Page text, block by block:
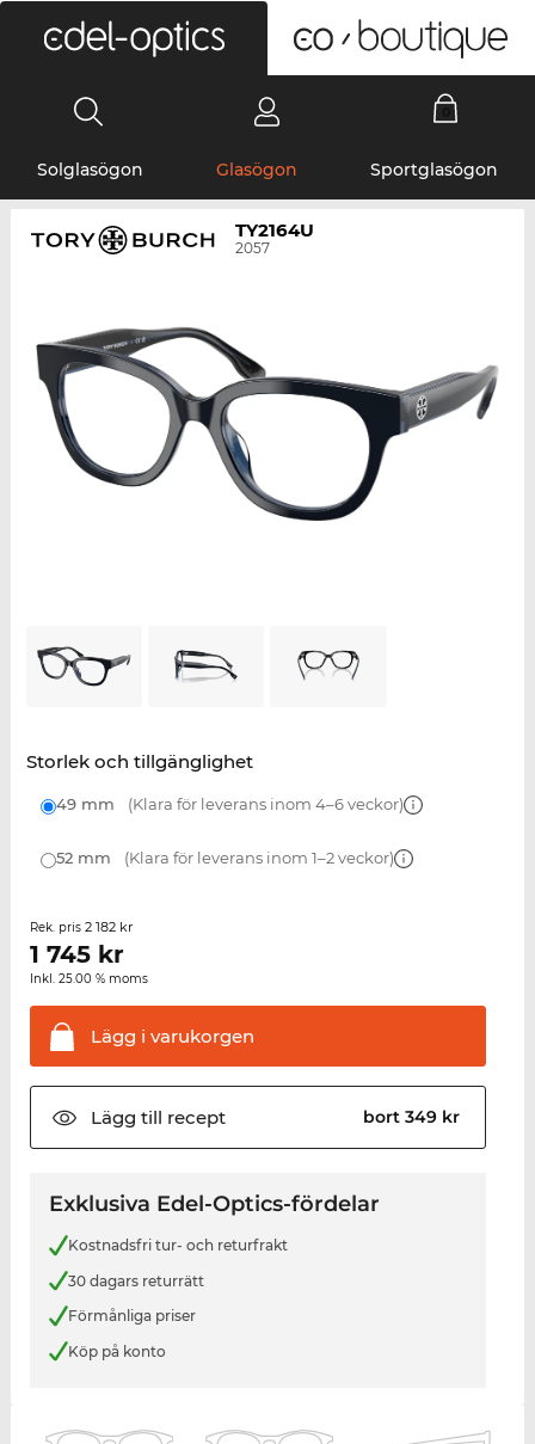
Solglasögon Glasögon Sportglasögon
TY2164U
2057
Storlek och tillgänglighet
49 mm (Klara för leverans inom 4–6 veckor)
52 mm (Klara för leverans inom 1–2 veckor)
Rek. pris 2 182 kr
1 745kr
Inkl. 25.00 % moms
Lägg i varukorgen
Lägg till recept bort 349 kr
Exklusiva Edel-Optics-fördelar
Kostnadsfri tur- och returfrakt
30 dagars returrätt
Förmånliga priser
Köp på konto